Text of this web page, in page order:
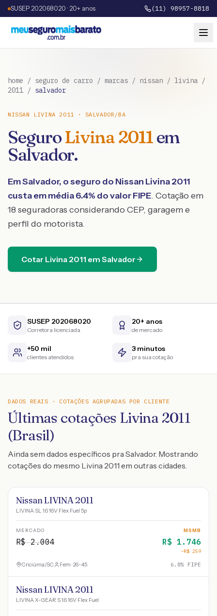
SUSEP 202068020 · 20+ anos (11) 98957-8818
home / seguro de carro / marcas / nissan / livina /
2011 / salvador
NISSAN LIVINA 2011· SALVADOR /BA
SeguroLivina2011em
Salvador.
EmSalvador, o seguro do Nissan Livina2011
custa em média6.4% do valor FIPE. Cotação em
18 seguradoras considerando CEP, garagem e
perfil do motorista.
Cotar Livina 2011 em Salvador
SUSEP 202068020
Corretora licenciada
20+ anos
de mercado
+50 mil
clientes atendidos
3 minutos
pra sua cotação
DADOS REAIS · COTAÇÕES AGRUPADAS POR CLIENTE
Últimas cotações Livina 2011
(Brasil)
Ainda sem dados específicos pra Salvador. Mostrando
cotações do mesmo Livina 2011 em outras cidades.
Nissan LIVINA 2011
LIVINA SL 1.6 16V Flex Fuel 5p
MERCADO
R$2.004
MSMB
R$ 1.746
−R$ 259
Criciúma/SC Fem · 26-45 6.8% FIPE
Nissan LIVINA 2011
LIVINA X-GEAR S 1.6 16V Flex Fuel